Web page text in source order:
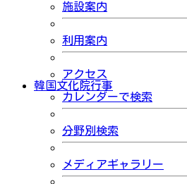
施設案内
利用案内
アクセス
韓国文化院行事
カレンダーで検索
分野別検索
メディアギャラリー